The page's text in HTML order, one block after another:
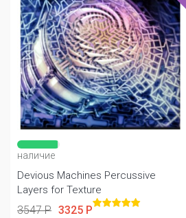
наличие
Devious Machines Percussive
Layers for Texture
3547 Р 3325 Р